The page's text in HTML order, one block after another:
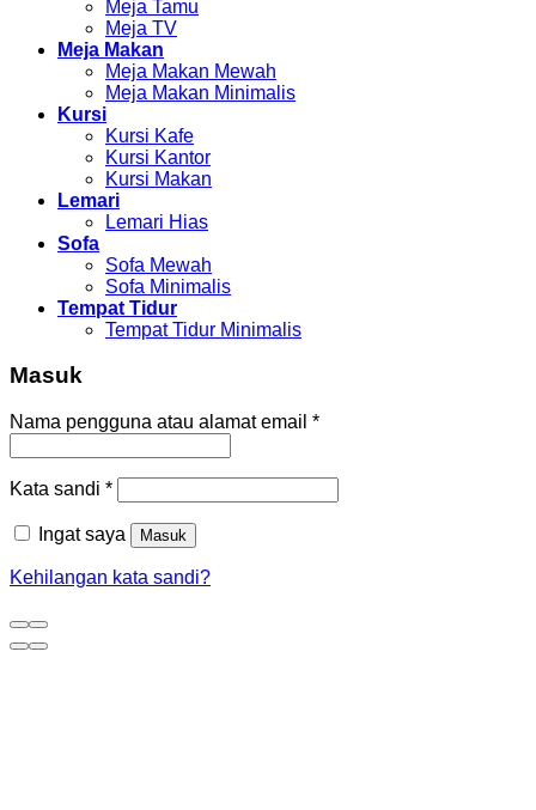
Meja Tamu
Meja TV
Meja Makan
Meja Makan Mewah
Meja Makan Minimalis
Kursi
Kursi Kafe
Kursi Kantor
Kursi Makan
Lemari
Lemari Hias
Sofa
Sofa Mewah
Sofa Minimalis
Tempat Tidur
Tempat Tidur Minimalis
Masuk
Nama pengguna atau alamat email *
Kata sandi *
Ingat saya Masuk
Kehilangan kata sandi?